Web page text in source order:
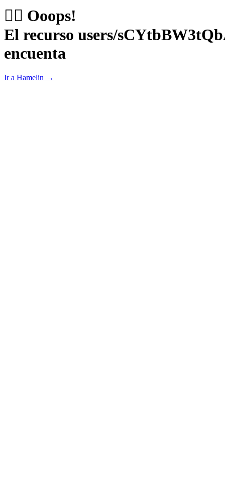
😵‍💫 Ooops!
El recurso users/
encuenta
Ir a Hamelin →